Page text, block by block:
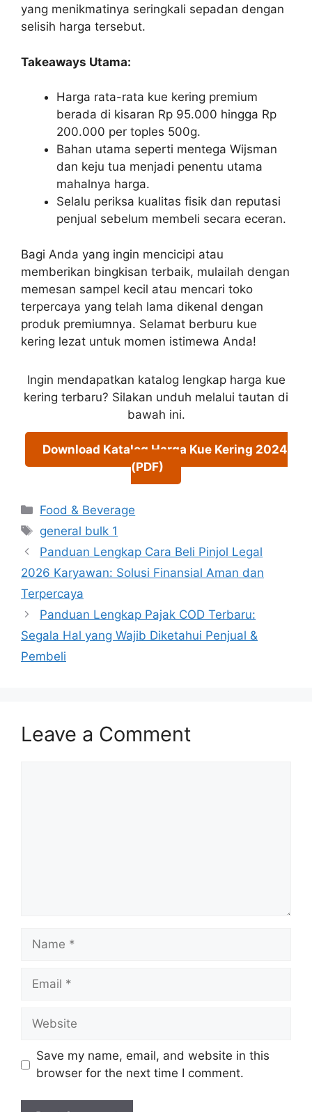
yang menikmatinya seringkali sepadan dengan
selisih harga tersebut.
Takeaways Utama:
Harga rata-rata kue kering premium
berada di kisaran Rp 95.000 hingga Rp
200.000 per toples 500g.
Bahan utama seperti mentega Wijsman
dan keju tua menjadi penentu utama
mahalnya harga.
Selalu periksa kualitas fisik dan reputasi
penjual sebelum membeli secara eceran.
Bagi Anda yang ingin mencicipi atau
memberikan bingkisan terbaik, mulailah dengan
memesan sampel kecil atau mencari toko
terpercaya yang telah lama dikenal dengan
produk premiumnya. Selamat berburu kue
kering lezat untuk momen istimewa Anda!
Ingin mendapatkan katalog lengkap harga kue
kering terbaru? Silakan unduh melalui tautan di
bawah ini.
Download Katalog Harga Kue Kering 2024
(PDF)
Categories
Food & Beverage
Tags
general bulk 1
Panduan Lengkap Cara Beli Pinjol Legal
2026 Karyawan: Solusi Finansial Aman dan
Terpercaya
Panduan Lengkap Pajak COD Terbaru:
Segala Hal yang Wajib Diketahui Penjual &
Pembeli
Leave a Comment
Name
Email
Website
Save my name, email, and website in this
browser for the next time I comment.